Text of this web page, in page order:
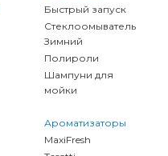
Быстрый запуск
Стеклоомыватель
Зимний
Полироли
Шампуни для
мойки
Ароматизаторы
MaxiFresh